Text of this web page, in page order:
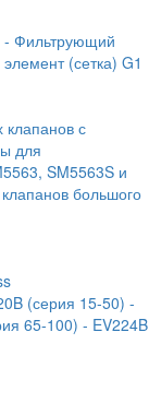
- Фильтрующий
(сетка) G1
с
для
SM5563S и
большого
(серия 15-50) -
65-100) - EV224B